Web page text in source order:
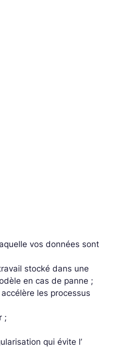
vos données sont
stocké dans une
en cas de panne ;
les processus
;
qui évite l’